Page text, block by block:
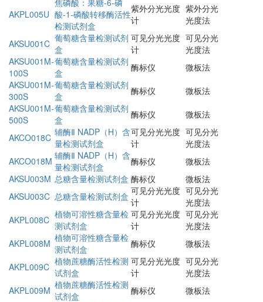
AKPL005U 酸-1-磷酸转移酶活性
检测试剂盒
紫外分光光度
计
紫外分光
光度法
AKSU001C 葡萄糖含量检测试剂
盒
可见分光光度
计
可见分光
光度法
AKSU001M-
100S
葡萄糖含量检测试剂
盒
酶标仪
微板法
AKSU001M-
300S
葡萄糖含量检测试剂
盒
酶标仪
微板法
AKSU001M-
500S
葡萄糖含量检测试剂
盒
酶标仪
微板法
AKCO018C 辅酶Ⅱ NADP（H）含
量检测试剂盒
可见分光光度
计
可见分光
光度法
AKCO018M 辅酶Ⅱ NADP（H）含
量检测试剂盒
酶标仪
微板法
AKSU003M 总糖含量检测试剂盒 酶标仪
微板法
AKSU003C 总糖含量检测试剂盒 可见分光光度
计
可见分光
光度法
AKPL008C 植物可溶性糖含量检
测试剂盒
可见分光光度
计
可见分光
光度法
AKPL008M 植物可溶性糖含量检
测试剂盒
酶标仪
微板法
AKPL009C 植物蔗糖酶活性检测
试剂盒
可见分光光度
计
可见分光
光度法
AKPL009M 植物蔗糖酶活性检测
试剂盒
酶标仪
微板法